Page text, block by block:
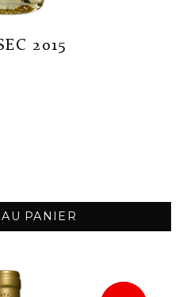
2015
PANIER